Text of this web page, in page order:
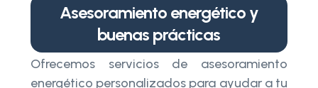
Asesoramiento energético y
buenas prácticas
Ofrecemos servicios de asesoramiento
energético personalizados para ayudar a tu